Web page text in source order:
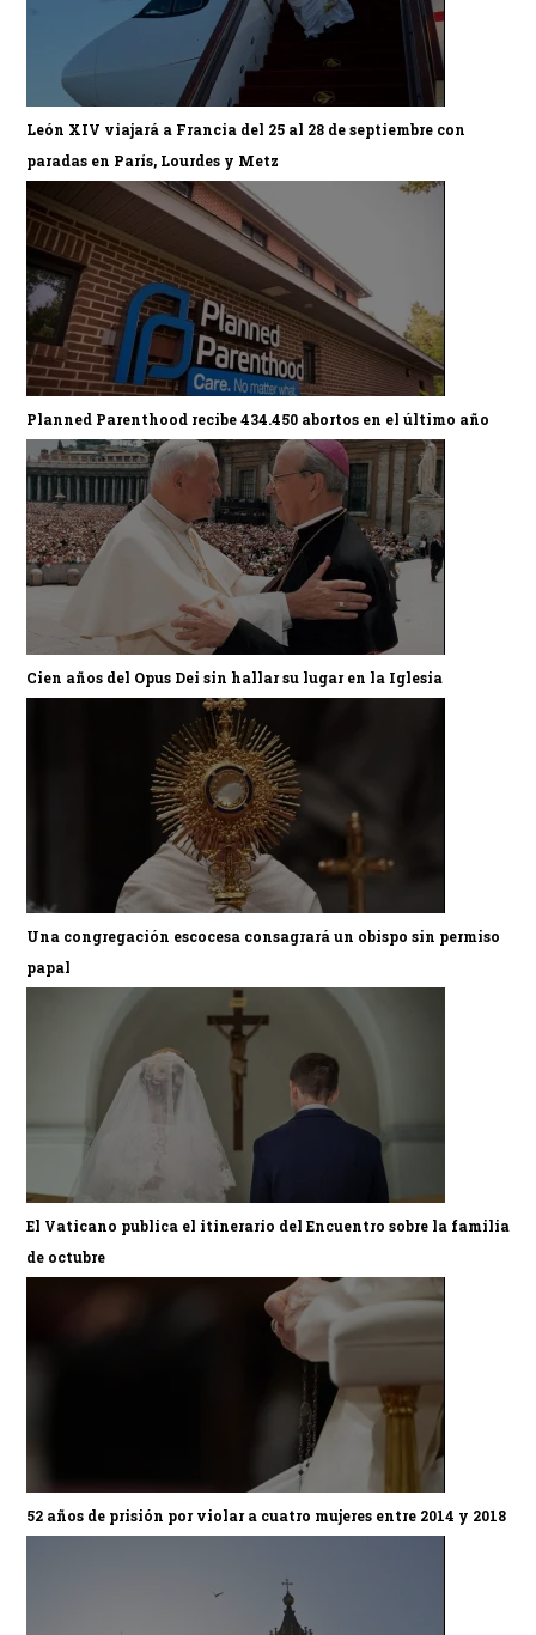
León XIV viajará a Francia del 25 al 28 de septiembre con
paradas en París, Lourdes y Metz
Planned Parenthood recibe 434.450 abortos en el último año
Cien años del Opus Dei sin hallar su lugar en la Iglesia
Una congregación escocesa consagrará un obispo sin permiso
papal
El Vaticano publica el itinerario del Encuentro sobre la familia
de octubre
52 años de prisión por violar a cuatro mujeres entre 2014 y 2018